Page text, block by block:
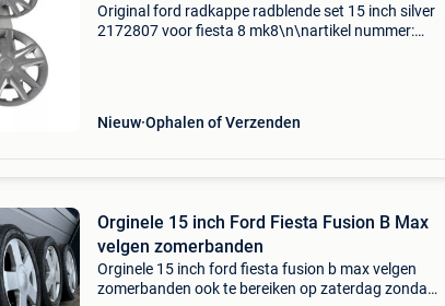
Original ford radkappe radblende set 15 inch silver
2172807 voor fiesta 8 mk8\n\nartikel nummer:
Nieuw Ophalen of Verzenden
Orginele 15 inch Ford Fiesta Fusion B Max
velgen zomerbanden
Orginele 15 inch ford fiesta fusion b max velgen
zomerbanden ook te bereiken op zaterdag zondag